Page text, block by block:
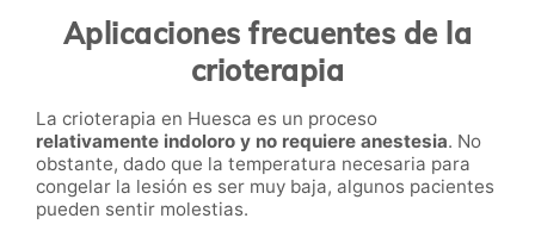
Aplicaciones frecuentes de la
crioterapia
La crioterapia en Huesca es un proceso
relativamente indoloro y no requiere anestesia. No
obstante, dado que la temperatura necesaria para
congelar la lesión es ser muy baja, algunos pacientes
pueden sentir molestias.